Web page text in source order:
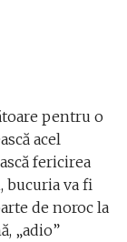
pentru o
acel
fericirea
bucuria va fi
de noroc la
„adio”